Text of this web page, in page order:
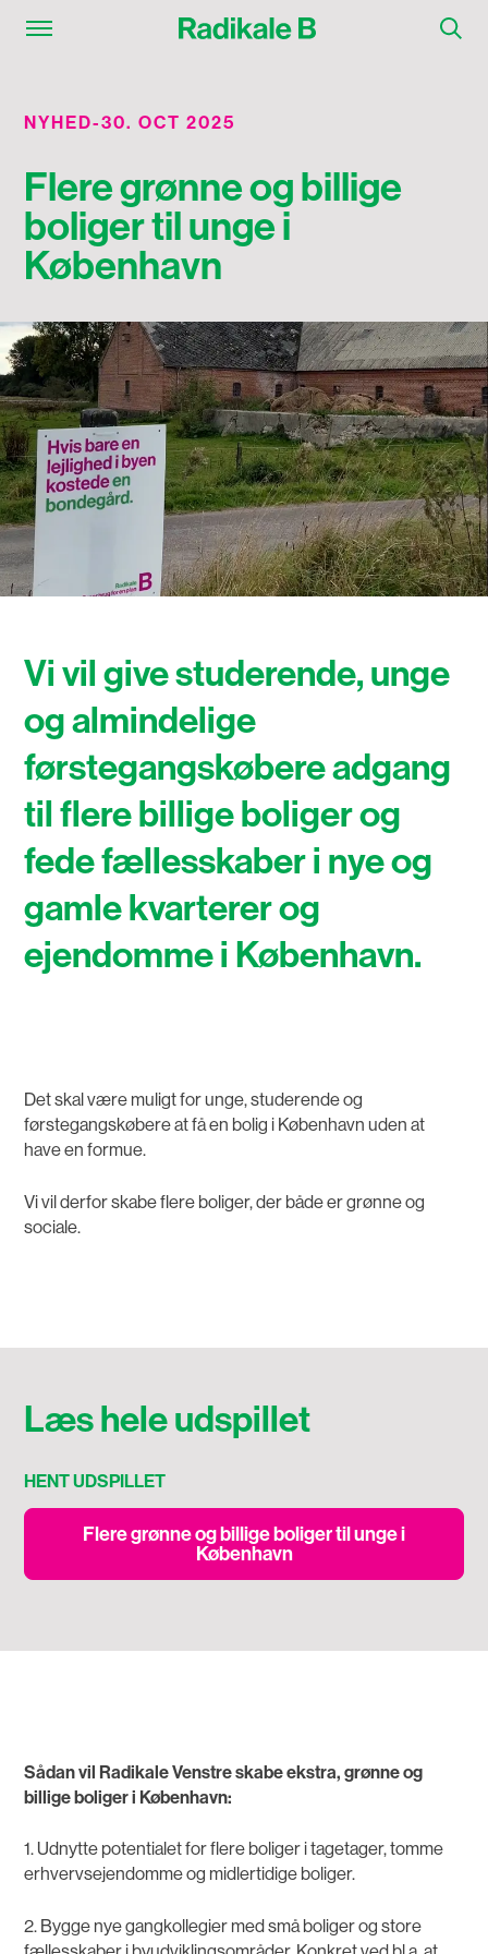
NYHED-30. OCT 2025
Flere grønne og billige
boliger til unge i
København
Vi vil give studerende, unge
og almindelige
førstegangskøbere adgang
til flere billige boliger og
fede fællesskaber i nye og
gamle kvarterer og
ejendomme i København.
Det skal være muligt for unge, studerende og
førstegangskøbere at få en bolig i København uden at
have en formue.
Vi vil derfor skabe flere boliger, der både er grønne og
sociale.
Læs hele udspillet
HENT UDSPILLET
Flere grønne og billige boliger til unge i
København
Sådan vil Radikale Venstre skabe ekstra, grønne og
billige boliger i København:
1. Udnytte potentialet for flere boliger i tagetager, tomme
erhvervsejendomme og midlertidige boliger.
2. Bygge nye gangkollegier med små boliger og store